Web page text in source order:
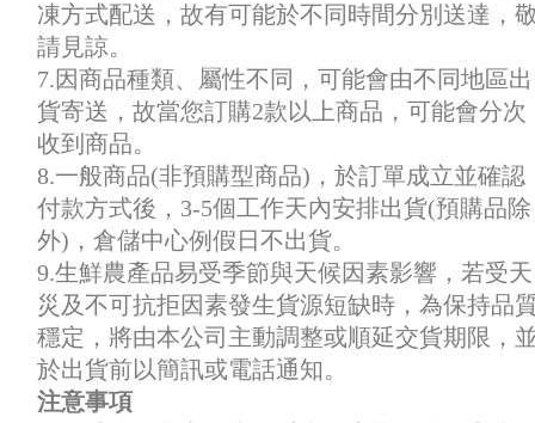
凍方式配送，故有可能於不同時間分別送達，
請見諒。
7.因商品種類、屬性不同，可能會由不同地區出
貨寄送，故當您訂購2款以上商品，可能會分次
收到商品。
8.一般商品(非預購型商品)，於訂單成立並確認
付款方式後，3-5個工作天內安排出貨(預購品除
外)，倉儲中心例假日不出貨。
9.生鮮農產品易受季節與天候因素影響，若受天
災及不可抗拒因素發生貨源短缺時，為保持品
穩定，將由本公司主動調整或順延交貨期限，
於出貨前以簡訊或電話通知。
注意事項